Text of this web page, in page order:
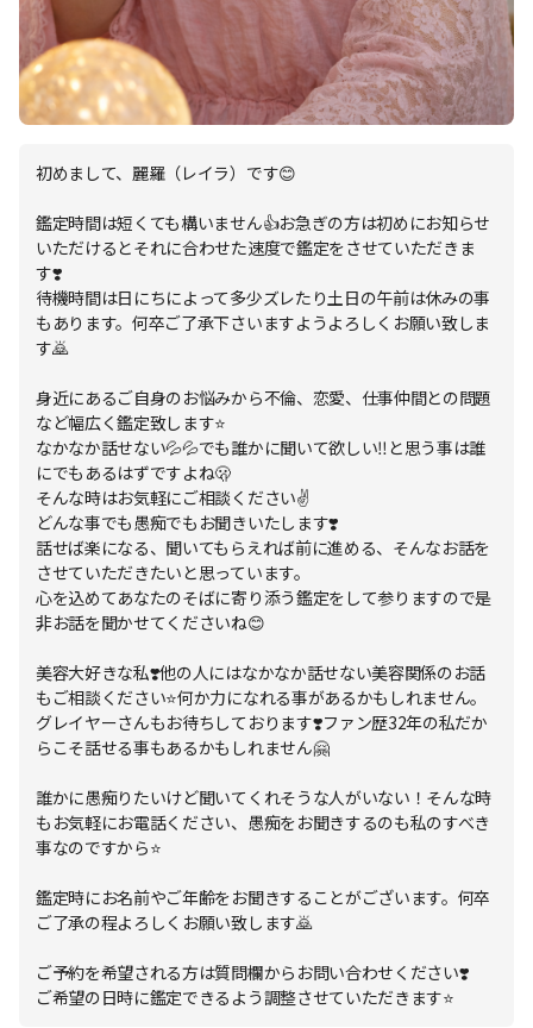
初めまして、麗羅（レイラ）です😊
鑑定時間は短くても構いません👍お急ぎの方は初めにお知らせ
いただけるとそれに合わせた速度で鑑定をさせていただきま
す❣️
待機時間は日にちによって多少ズレたり土日の午前は休みの事
もあります。何卒ご了承下さいますようよろしくお願い致しま
す🙇
身近にあるご自身のお悩みから不倫、恋愛、仕事仲間との問題
など幅広く鑑定致します⭐️
なかなか話せない💦💦でも誰かに聞いて欲しい‼️と思う事は誰
にでもあるはずですよね🫢
そんな時はお気軽にご相談ください✌️
どんな事でも愚痴でもお聞きいたします❣️
話せば楽になる、聞いてもらえれば前に進める、そんなお話を
させていただきたいと思っています。
心を込めてあなたのそばに寄り添う鑑定をして参りますので是
非お話を聞かせてくださいね😊
美容大好きな私❣️他の人にはなかなか話せない美容関係のお話
もご相談ください⭐️何か力になれる事があるかもしれません。
グレイヤーさんもお待ちしております❣️ファン歴32年の私だか
らこそ話せる事もあるかもしれません🤗
誰かに愚痴りたいけど聞いてくれそうな人がいない！そんな時
もお気軽にお電話ください、愚痴をお聞きするのも私のすべき
事なのですから⭐️
鑑定時にお名前やご年齢をお聞きすることがございます。何卒
ご了承の程よろしくお願い致します🙇
ご予約を希望される方は質問欄からお問い合わせください❣️
ご希望の日時に鑑定できるよう調整させていただきます⭐️